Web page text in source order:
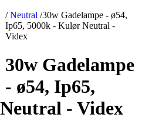
/ Neutral /30w Gadelampe - ø54,
Ip65, 5000k - Kulør Neutral -
Videx
30w Gadelampe
- ø54, Ip65,
- Videx